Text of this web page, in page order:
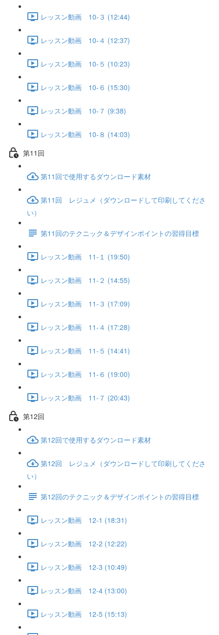
レッスン動画 10-３ (12:44)
レッスン動画 10-４ (12:37)
レッスン動画 10-５ (10:23)
レッスン動画 10-６ (15:30)
レッスン動画 10-７ (9:38)
レッスン動画 10-８ (14:03)
第11回
第11回で使用するダウンロード素材
第11回 レジュメ（ダウンロードして印刷してくださ
い）
第11回のテクニック＆デザインポイントの習得目標
レッスン動画 11-１ (19:50)
レッスン動画 11-２ (14:55)
レッスン動画 11-３ (17:09)
レッスン動画 11-４ (17:28)
レッスン動画 11-５ (14:41)
レッスン動画 11-６ (19:00)
レッスン動画 11-７ (20:43)
第12回
第12回で使用するダウンロード素材
第12回 レジュメ（ダウンロードして印刷してくださ
い）
第12回のテクニック＆デザインポイントの習得目標
レッスン動画 12-1 (18:31)
レッスン動画 12-2 (12:22)
レッスン動画 12-3 (10:49)
レッスン動画 12-4 (13:00)
レッスン動画 12-5 (15:13)